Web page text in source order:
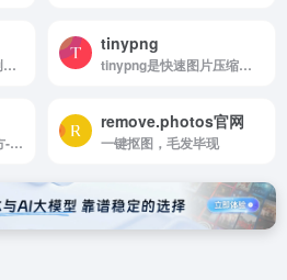
Getfloorplan是可随时创建2D、3D平面图和360°虚拟游览
tinypng
tinypng是快速图片压缩工具
征集网是全球征集网官方-logo征集设计网-标识logo-征集LOGO-文创设计征集
remove.photos官网
一键抠图，毛发毕现